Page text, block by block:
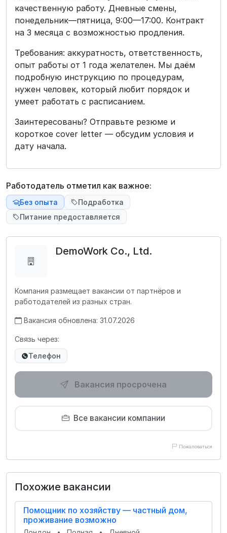
качественную работу. Дневные смены,
понедельник—пятница, 9:00—17:00. Контракт
на 3 месяца с возможностью продления.
Требования: аккуратность, ответственность,
опыт работы от 1 года желателен. Мы даём
подробную инструкцию по процедурам,
нужен человек, который любит порядок и
умеет работать с расписанием.
Заинтересованы? Отправьте резюме и
короткое cover letter — обсудим условия и
дату начала.
Работодатель отметил как важное:
Без опыта
Подработка
Питание предоставляется
DemoWork Co., Ltd.
Компания размещает вакансии от партнёров и
работодателей из разных стран.
Вакансия обновлена: 31.07.2026
Связь через:
Телефон
Вакансия просрочена
Все вакансии компании
Пожаловаться
Похожие вакансии
Помощник по хозяйству — частный дом,
проживание возможно